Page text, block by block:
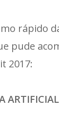
rápido
pude
2017:
ARTIFICIAL